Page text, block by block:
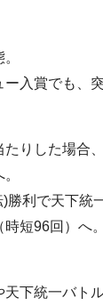
ー入賞でも、
たりした場合
)勝利で天下統
短96回）へ。
天下統一バト